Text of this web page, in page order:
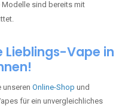
Modelle sind bereits mit
Lieblings-Vape in
unseren Online-Shop und
für ein unvergleichliches